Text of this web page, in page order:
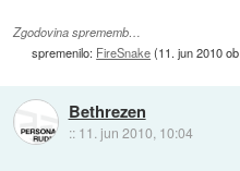
Zgodovina sprememb…
spremenilo: FireSnake(11. jun 2010
Bethrezen
:: 11. jun 2010, 10:04